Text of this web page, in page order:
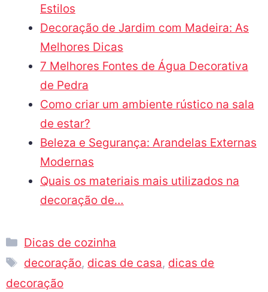
Estilos
Decoração de Jardim com Madeira: As
Melhores Dicas
7 Melhores Fontes de Água Decorativa
de Pedra
Como criar um ambiente rústico na sala
de estar?
Beleza e Segurança: Arandelas Externas
Modernas
Quais os materiais mais utilizados na
decoração de…
Dicas de cozinha
decoração, dicas de casa, dicas de
decoração